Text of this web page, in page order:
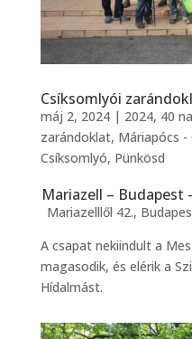
Csíksomlyói
máj 2, 2024| 2024, 40
zarándoklat, Máriapócs -
Csíksomlyó, Pünkösd
Mariazell – Budapest
Mariazelllől 42.,
A csapat nekiindult a
magasodik, és elérik a
Hídalmást.